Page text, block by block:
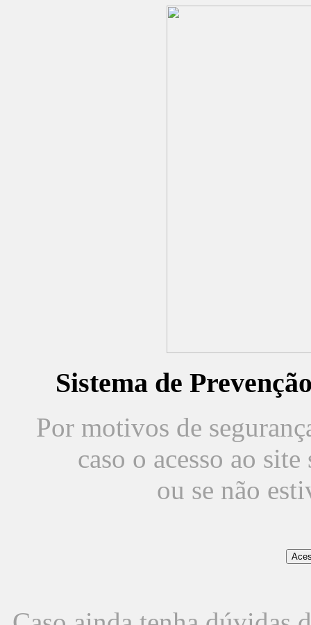
Sistema de
Por motivos de
caso o acesso ao
ou se não